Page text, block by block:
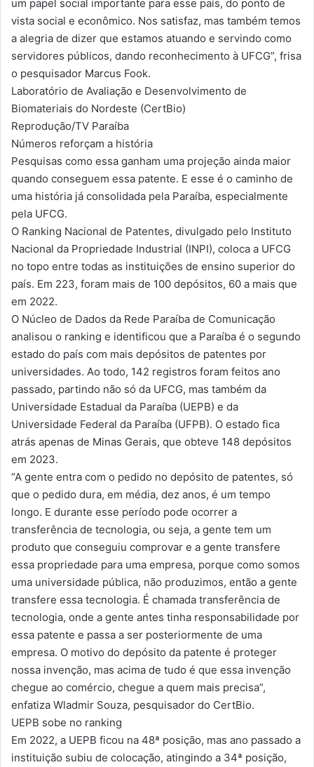
um papel social importante para esse país, do ponto de
vista social e econômico. Nos satisfaz, mas também temos
a alegria de dizer que estamos atuando e servindo como
servidores públicos, dando reconhecimento à UFCG”, frisa
o pesquisador Marcus Fook.
Laboratório de Avaliação e Desenvolvimento de
Biomateriais do Nordeste (CertBio)
Reprodução/TV Paraíba
Números reforçam a história
Pesquisas como essa ganham uma projeção ainda maior
quando conseguem essa patente. E esse é o caminho de
uma história já consolidada pela Paraíba, especialmente
pela UFCG.
O Ranking Nacional de Patentes, divulgado pelo Instituto
Nacional da Propriedade Industrial (INPI), coloca a UFCG
no topo entre todas as instituições de ensino superior do
país. Em 223, foram mais de 100 depósitos, 60 a mais que
em 2022.
O Núcleo de Dados da Rede Paraíba de Comunicação
analisou o ranking e identificou que a Paraíba é o segundo
estado do país com mais depósitos de patentes por
universidades. Ao todo, 142 registros foram feitos ano
passado, partindo não só da UFCG, mas também da
Universidade Estadual da Paraíba (UEPB) e da
Universidade Federal da Paraíba (UFPB). O estado fica
atrás apenas de Minas Gerais, que obteve 148 depósitos
em 2023.
“A gente entra com o pedido no depósito de patentes, só
que o pedido dura, em média, dez anos, é um tempo
longo. E durante esse período pode ocorrer a
transferência de tecnologia, ou seja, a gente tem um
produto que conseguiu comprovar e a gente transfere
essa propriedade para uma empresa, porque como somos
uma universidade pública, não produzimos, então a gente
transfere essa tecnologia. É chamada transferência de
tecnologia, onde a gente antes tinha responsabilidade por
essa patente e passa a ser posteriormente de uma
empresa. O motivo do depósito da patente é proteger
nossa invenção, mas acima de tudo é que essa invenção
chegue ao comércio, chegue a quem mais precisa”,
enfatiza Wladmir Souza, pesquisador do CertBio.
UEPB sobe no ranking
Em 2022, a UEPB ficou na 48ª posição, mas ano passado a
instituição subiu de colocação, atingindo a 34ª posição,